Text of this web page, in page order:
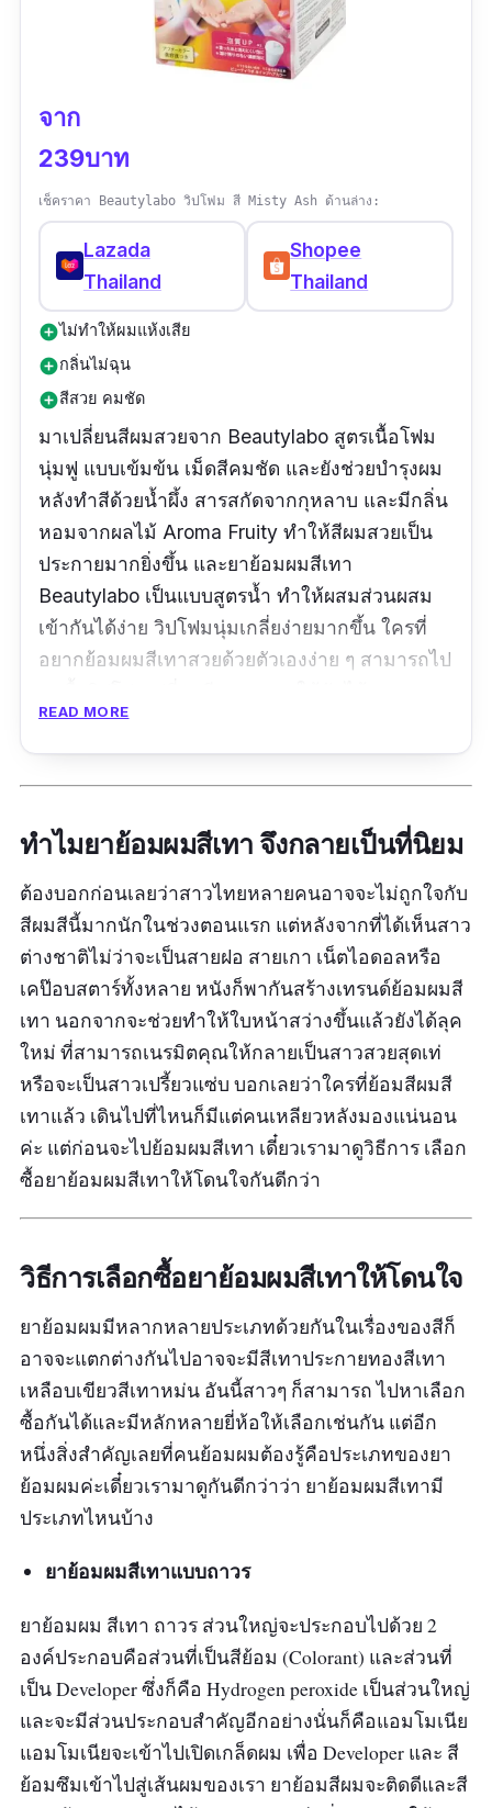
จาก
239บาท
เช็คราคา Beautylabo วิปโฟม สี Misty Ash ด้านล่าง:
Lazada
Thailand
Shopee
Thailand
add_circleไม่ทำให้ผมแห้งเสีย
add_circleกลิ่นไม่ฉุน
add_circleสีสวย คมชัด
มาเปลี่ยนสีผมสวยจาก Beautylabo สูตรเนื้อโฟม
นุ่มฟู แบบเข้มข้น เม็ดสีคมชัด และยังช่วยบำรุงผม
หลังทำสีด้วยน้ำผึ้ง สารสกัดจากกุหลาบ และมีกลิ่น
หอมจากผลไม้ Aroma Fruity ทำให้สีผมสวยเป็น
ประกายมากยิ่งขึ้น และยาย้อมผมสีเทา
Beautylabo เป็นแบบสูตรน้ำ ทำให้ผสมส่วนผสม
เข้ากันได้ง่าย วิปโฟมนุ่มเกลี่ยง่ายมากขึ้น ใครที่
อยากย้อมผมสีเทาสวยด้วยตัวเองง่าย ๆ สามารถไป
ข้อดีของชิ้นนี้ คือเป็นยาย้อมผมสีเทา ไม่กัดสีผม
เหมาะกับคนที่เบื่อง่าย ชอบลองสีใหม่เรื่อย ๆ
พึ่งเคยย้อมสีเทาครั้งแรก กลิ่นโอเคเลยค่ะ
READ MORE
ทำไมยาย้อมผมสีเทา จึงกลายเป็นที่นิยม
ต้องบอกก่อนเลยว่าสาวไทยหลายคนอาจจะไม่ถูกใจกับ
สีผมสีนี้มากนักในช่วงตอนแรก แต่หลังจากที่ได้เห็นสาว
ต่างชาติไม่ว่าจะเป็นสายฝอ สายเกา เน็ตไอดอลหรือ
เคป๊อบสตาร์ทั้งหลาย หนังก็พากันสร้างเทรนด์ย้อมผมสี
เทา นอกจากจะช่วยทำให้ใบหน้าสว่างขึ้นแล้วยังได้ลุค
ใหม่ ที่สามารถเนรมิตคุณให้กลายเป็นสาวสวยสุดเท่
หรือจะเป็นสาวเปรี้ยวแซ่บ บอกเลยว่าใครที่ย้อมสีผมสี
เทาแล้ว เดินไปที่ไหนก็มีแต่คนเหลียวหลังมองแน่นอน
ค่ะ แต่ก่อนจะไปย้อมผมสีเทา เดี๋ยวเรามาดูวิธีการ เลือก
ซื้อยาย้อมผมสีเทาให้โดนใจกันดีกว่า
วิธีการเลือกซื้อยาย้อมผมสีเทาให้โดนใจ
ยาย้อมผมมีหลากหลายประเภทด้วยกันในเรื่องของสีก็
อาจจะแตกต่างกันไปอาจจะมีสีเทาประกายทองสีเทา
เหลือบเขียวสีเทาหม่น อันนี้สาวๆ ก็สามารถ ไปหาเลือก
ซื้อกันได้และมีหลักหลายยี่ห้อให้เลือกเช่นกัน แต่อีก
หนึ่งสิ่งสำคัญเลยที่คนย้อมผมต้องรู้คือประเภทของยา
ย้อมผมค่ะเดี๋ยวเรามาดูกันดีกว่าว่า ยาย้อมผมสีเทามี
ประเภทไหนบ้าง
ยาย้อมผมสีเทาแบบถาวร
ยาย้อมผม สีเทา ถาวร ส่วนใหญ่จะประกอบไปด้วย 2
องค์ประกอบคือส่วนที่เป็นสีย้อม (Colorant) และส่วนที่
เป็น Developer ซึ่งก็คือ Hydrogen peroxide เป็นส่วนใหญ่
และจะมีส่วนประกอบสำคัญอีกอย่างนั่นก็คือแอมโมเนีย
แอมโมเนียจะเข้าไปเปิดเกล็ดผม เพื่อ Developer และ สี
ย้อมซึมเข้าไปสู่เส้นผมของเรา ยาย้อมสีผมจะติดดีและสี